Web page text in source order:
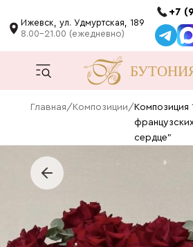
Ижевск, ул. Удмуртская, 189
8.00-21.00 (ежедневно)
+7
Главная/ Композиции/ Композиция
сердце"